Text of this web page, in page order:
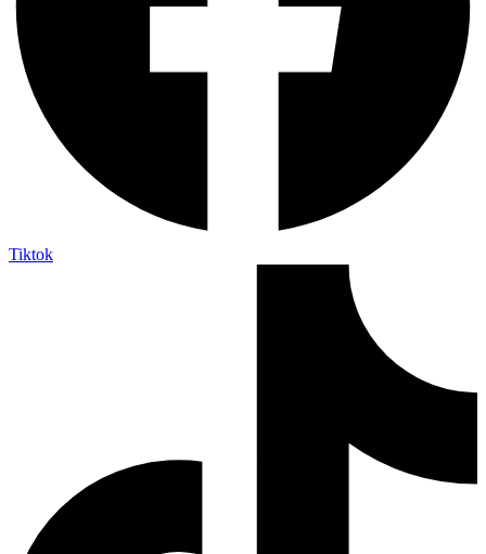
Tiktok